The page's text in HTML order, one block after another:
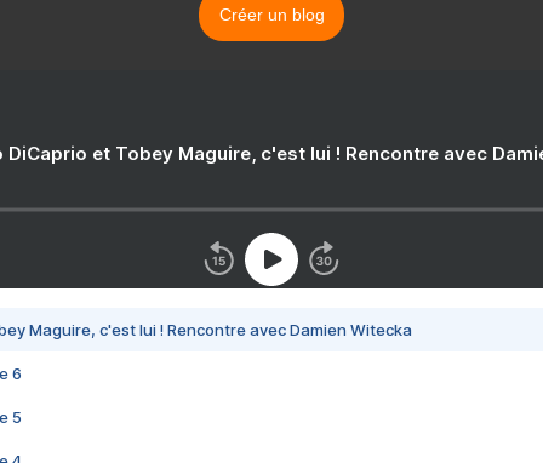
Créer un blog
DiCaprio et Tobey Maguire, c'est lui ! Rencontre avec
Maguire, c'est lui ! Rencontre avec Damien Witecka
6
5